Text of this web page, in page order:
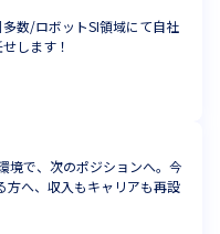
数/ロボットSI領域にて自社
します！
境で、次のポジションへ。今
方へ、収入もキャリアも再設